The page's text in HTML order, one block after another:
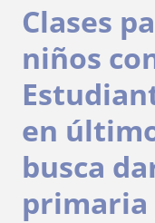
Clases
niños
en
busca
primaria